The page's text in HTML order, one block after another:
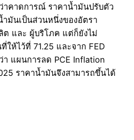
าคาดการณ์ ราคาน้ำมันปรับตัว
ำมันเป็นส่วนหนึ่งของอัตรา
ต และ ผู้บริโภค แต่ก็ยังไม่
ให้ไว้ที่ 71.25 และจาก FED
า แผนการลด PCE Inflation
ราคาน้ำมันจึงสามารถขึ้นได้